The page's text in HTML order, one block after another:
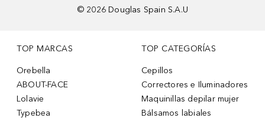
© 2026 Douglas Spain S.A.U
TOP MARCAS
Orebella
ABOUT-FACE
Lolavie
Typebea
TOP CATEGORÍAS
Cepillos
Correctores e Iluminadores
Maquinillas depilar mujer
Bálsamos labiales